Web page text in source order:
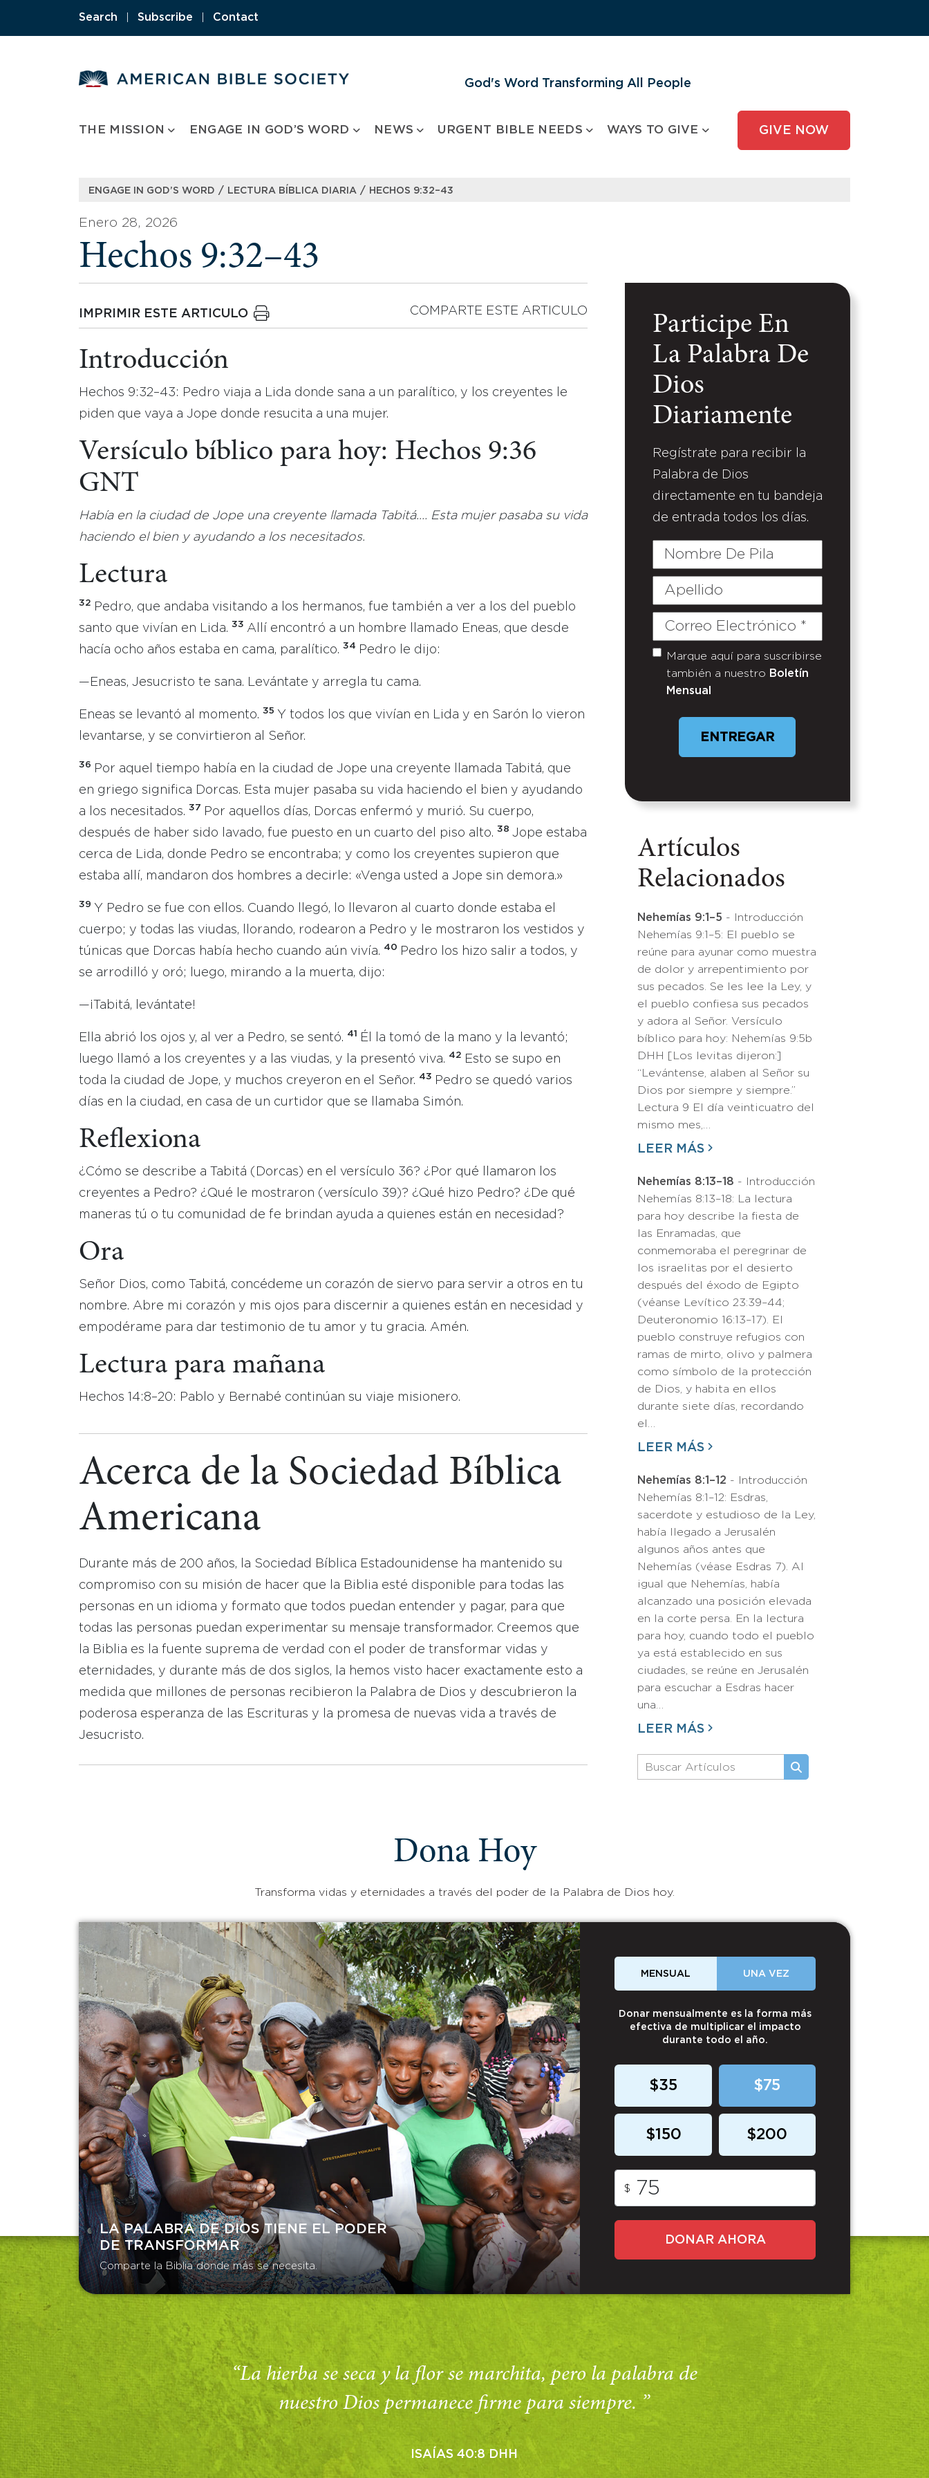
Search Subscribe Contact
God's Word Transforming All People
THE MISSION ENGAGE IN GOD’S WORD NEWS URGENT BIBLE NEEDS WAYS TO GIVE GIVE NOW
ENGAGE IN GOD’S WORD / LECTURA BÍBLICA DIARIA / HECHOS 9:32–43
Enero 28, 2026
Hechos 9:32–43
IMPRIMIR ESTE ARTICULO COMPARTE ESTE ARTICULO
Introducción
Hechos 9:32–43: Pedro viaja a Lida donde sana a un paralítico, y los creyentes le
piden que vaya a Jope donde resucita a una mujer.
Versículo bíblico para hoy: Hechos 9:36
GNT
Había en la ciudad de Jope una creyente llamada Tabitá.… Esta mujer pasaba su vida
haciendo el bien y ayudando a los necesitados.
Lectura
32
Pedro, que andaba visitando a los hermanos, fue también a ver a los del pueblo
santo que vivían en Lida. 33 Allí encontró a un hombre llamado Eneas, que desde
hacía ocho años estaba en cama, paralítico. 34 Pedro le dijo:
—Eneas, Jesucristo te sana. Levántate y arregla tu cama.
Eneas se levantó al momento. 35 Y todos los que vivían en Lida y en Sarón lo vieron
levantarse, y se convirtieron al Señor.
36
Por aquel tiempo había en la ciudad de Jope una creyente llamada Tabitá, que
en griego significa Dorcas. Esta mujer pasaba su vida haciendo el bien y ayudando
a los necesitados. 37
Por aquellos días, Dorcas enfermó y murió. Su cuerpo,
después de haber sido lavado, fue puesto en un cuarto del piso alto. 38 Jope estaba
cerca de Lida, donde Pedro se encontraba; y como los creyentes supieron que
estaba allí, mandaron dos hombres a decirle: «Venga usted a Jope sin demora.»
39 Y Pedro se fue con ellos. Cuando llegó, lo llevaron al cuarto donde estaba el
cuerpo; y todas las viudas, llorando, rodearon a Pedro y le mostraron los vestidos y
túnicas que Dorcas había hecho cuando aún vivía. 40
Pedro los hizo salir a todos, y
se arrodilló y oró; luego, mirando a la muerta, dijo:
—¡Tabitá, levántate!
Ella abrió los ojos y, al ver a Pedro, se sentó. 41
Él la tomó de la mano y la levantó;
luego llamó a los creyentes y a las viudas, y la presentó viva. 42
Esto se supo en
toda la ciudad de Jope, y muchos creyeron en el Señor. 43
Pedro se quedó varios
días en la ciudad, en casa de un curtidor que se llamaba Simón.
Reflexiona
¿Cómo se describe a Tabitá (Dorcas) en el versículo 36? ¿Por qué llamaron los
creyentes a Pedro? ¿Qué le mostraron (versículo 39)? ¿Qué hizo Pedro? ¿De qué
maneras tú o tu comunidad de fe brindan ayuda a quienes están en necesidad?
Ora
Señor Dios, como Tabitá, concédeme un corazón de siervo para servir a otros en tu
nombre. Abre mi corazón y mis ojos para discernir a quienes están en necesidad y
empodérame para dar testimonio de tu amor y tu gracia. Amén.
Lectura para mañana
Hechos 14:8–20: Pablo y Bernabé continúan su viaje misionero.
Acerca de la Sociedad Bíblica
Americana
Durante más de 200 años, la Sociedad Bíblica Estadounidense ha mantenido su
compromiso con su misión de hacer que la Biblia esté disponible para todas las
personas en un idioma y formato que todos puedan entender y pagar, para que
todas las personas puedan experimentar su mensaje transformador. Creemos que
la Biblia es la fuente suprema de verdad con el poder de transformar vidas y
eternidades, y durante más de dos siglos, la hemos visto hacer exactamente esto a
medida que millones de personas recibieron la Palabra de Dios y descubrieron la
poderosa esperanza de las Escrituras y la promesa de nuevas vida a través de
Jesucristo.
Participe En
La Palabra De
Dios
Diariamente
Regístrate para recibir la
Palabra de Dios
directamente en tu bandeja
de entrada todos los días.
Nombre
Pila
Apellido
Correo
Untitled
Marque aquí para suscribirse
también a nuestro Boletín
Mensual
ENTREGAR
Artículos
Relacionados
Nehemías 9:1–5 - Introducción
Nehemías 9:1–5: El pueblo se
reúne para ayunar como muestra
de dolor y arrepentimiento por
sus pecados. Se les lee la Ley, y
el pueblo confiesa sus pecados
y adora al Señor. Versículo
bíblico para hoy: Nehemías 9:5b
DHH [Los levitas dijeron:]
“Levántense, alaben al Señor su
Dios por siempre y siempre.”
Lectura 9 El día veinticuatro del
mismo mes,…
LEER MÁS
Nehemías 8:13–18 - Introducción
Nehemías 8:13–18: La lectura
para hoy describe la fiesta de
las Enramadas, que
conmemoraba el peregrinar de
los israelitas por el desierto
después del éxodo de Egipto
(véanse Levítico 23:39–44;
Deuteronomio 16:13–17). El
pueblo construye refugios con
ramas de mirto, olivo y palmera
como símbolo de la protección
de Dios, y habita en ellos
durante siete días, recordando
el…
LEER MÁS
Nehemías 8:1–12 - Introducción
Nehemías 8:1–12: Esdras,
sacerdote y estudioso de la Ley,
había llegado a Jerusalén
algunos años antes que
Nehemías (véase Esdras 7). Al
igual que Nehemías, había
alcanzado una posición elevada
en la corte persa. En la lectura
para hoy, cuando todo el pueblo
ya está establecido en sus
ciudades, se reúne en Jerusalén
para escuchar a Esdras hacer
una…
LEER MÁS
Dona Hoy
Transforma vidas y eternidades a través del poder de la Palabra de Dios hoy.
LA PALABRA DE DIOS TIENE EL PODER
DE TRANSFORMAR​
Comparte la Biblia donde más se necesita.
MENSUAL UNA VEZ
Donar mensualmente es la forma más
efectiva de multiplicar el impacto
durante todo el año.
$35 $75
$150 $200
$
DONAR AHORA
“La hierba se seca y la flor se marchita, pero la palabra de
nuestro Dios permanece firme para siempre. ”
ISAÍAS 40:8 DHH